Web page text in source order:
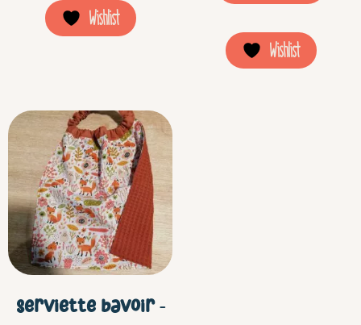
Wishlist
Wishlist
Serviette bavoir –